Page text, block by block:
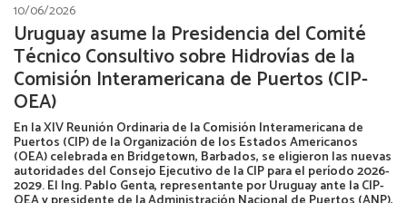
10/06/2026
Uruguay asume la Presidencia del Comité
Técnico Consultivo sobre Hidrovías de la
Comisión Interamericana de Puertos (CIP-
OEA)
En la XIV Reunión Ordinaria de la Comisión Interamericana de
Puertos (CIP) de la Organización de los Estados Americanos
(OEA) celebrada en Bridgetown, Barbados, se eligieron las nuevas
autoridades del Consejo Ejecutivo de la CIP para el período 2026-
2029. El Ing. Pablo Genta, representante por Uruguay ante la CIP-